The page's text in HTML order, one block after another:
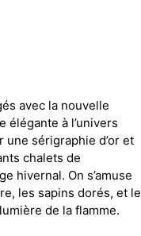
avec la nouvelle
élégante à l’univers
sérigraphie d’or et
chalets de
hivernal. On s’amuse
les sapins dorés, et le
de la flamme.